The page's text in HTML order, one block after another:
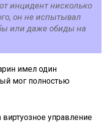
инцидент нисколько
он не испытывал
или даже обиды на
имел один
мог полностью
управление